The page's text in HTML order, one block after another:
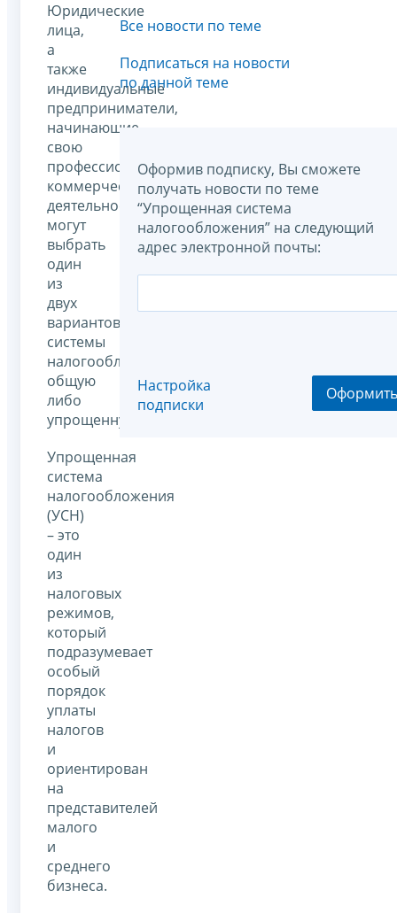
Юридические
лица,
а
также
индивидуальные
предприниматели,
начинающие
свою
профессиональную
коммерческую
деятельность,
могут
выбрать
один
из
двух
вариантов
системы
налогообложения:
общую
либо
упрощенную.
Упрощенная
система
налогообложения
(УСН)
– это
один
из
налоговых
режимов,
который
подразумевает
особый
порядок
уплаты
налогов
и
ориентирован
на
представителей
малого
и
среднего
бизнеса.
Все новости по теме
Подписаться на новости
по данной теме
Оформив подписку, Вы сможете
получать новости по теме
“Упрощенная система
налогообложения” на следующий
адрес электронной почты:
Настройка
подписки
Оформить